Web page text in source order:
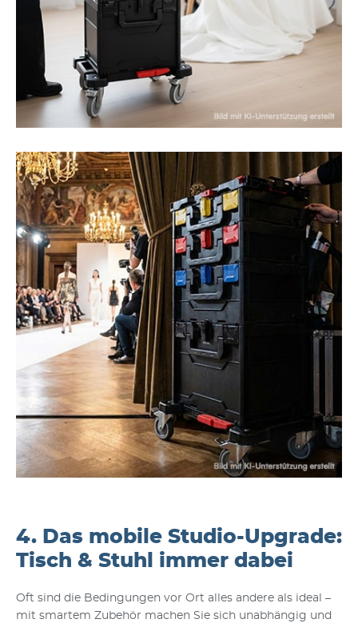
4. Das mobile Studio-Upgrade:
Tisch & Stuhl immer dabei
Oft sind die Bedingungen vor Ort alles andere als ideal –
mit smartem Zubehör machen Sie sich unabhängig und